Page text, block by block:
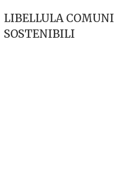
LIBELLULA COMUNI
SOSTENIBILI